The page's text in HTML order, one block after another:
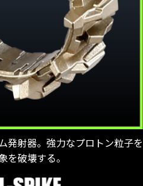
発射器。強力なプロトン粒子を
を破壊する。